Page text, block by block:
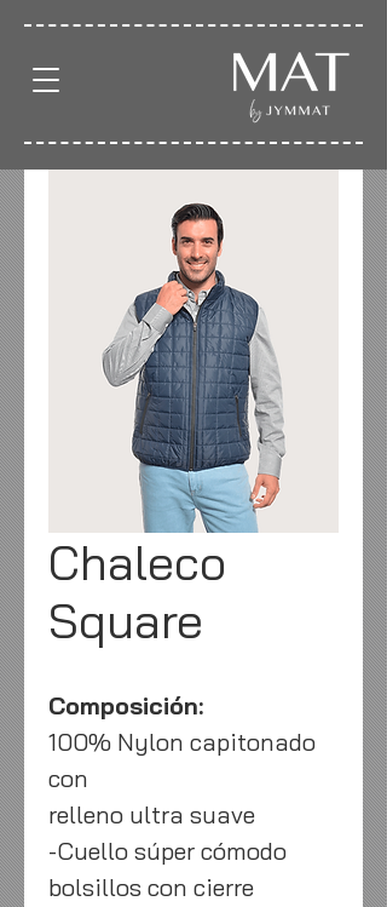
Chaleco
Square
Composición:
100% Nylon capitonado
con
relleno ultra suave
-Cuello súper cómodo
bolsillos con cierre